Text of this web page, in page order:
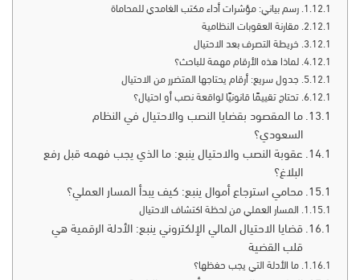
رسم بياني: مؤشرات أداء مكتب الغامدي للمحاماة
مقارنة العقوبات النظامية
خريطة التصرف بعد الاحتيال
لماذا هذه الأرقام مهمة للباحث؟
جدول سريع: أرقام يحتاجها المتضرر من الاحتيال
تحتاج تقييمًا قانونيًا لواقعة نصب أو احتيال؟
ما المقصود بقضايا النصب والاحتيال في النظام
السعودي؟
عقوبة النصب والاحتيال ينبع: ما الذي يجب فهمه قبل رفع
البلاغ؟
محامي استرجاع أموال ينبع: كيف يبدأ المسار العملي؟
المسار العملي من لحظة اكتشاف الاحتيال
قضايا الاحتيال المالي الإلكتروني ينبع: الأدلة الرقمية هي
قلب القضية
ما الأدلة التي يجب حفظها؟